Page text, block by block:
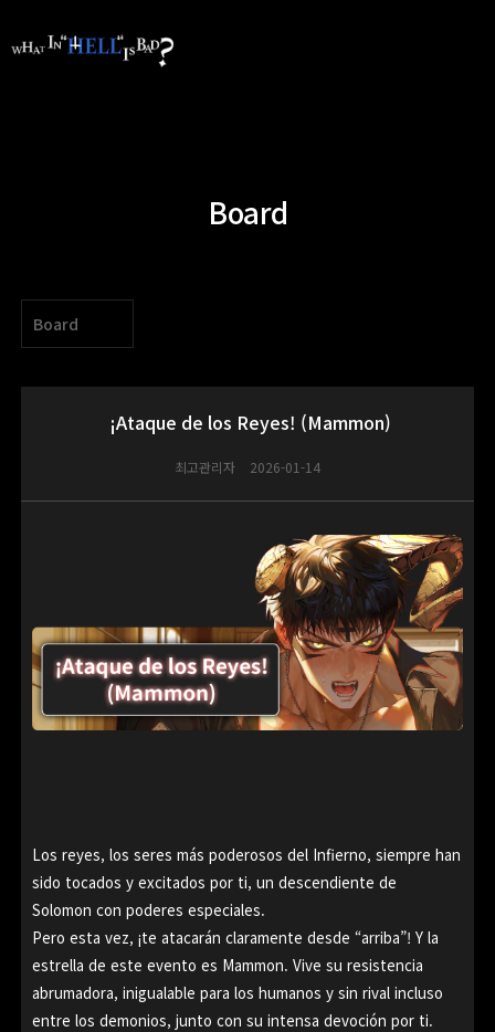
Board
Board
¡Ataque de los Reyes! (Mammon)
최고관리자 2026-01-14
Los reyes, los seres más poderosos del Infierno, siempre han
sido tocados y excitados por ti, un descendiente de
Solomon con poderes especiales.
Pero esta vez, ¡te atacarán claramente desde “arriba”! Y la
estrella de este evento es Mammon. Vive su resistencia
abrumadora, inigualable para los humanos y sin rival incluso
entre los demonios, junto con su intensa devoción por ti.